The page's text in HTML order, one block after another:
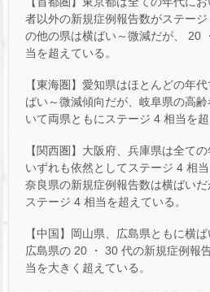
者以外の新規症例報告数がステー
の他の県は横ばい～微減だが、 20
当を超えている。
【東海圏】愛知県はほとんどの年
ばい～微減傾向だが、岐阜県の高
いて両県ともにステージ 4 相当を超
【関西圏】大阪府、兵庫県は全て
いずれも依然としてステージ 4 相
奈良県の新規症例報告数は横ばい
ステージ 4 相当を超えている。
【中国】岡山県、広島県ともに横
広島県の 20 ・ 30 代の新規症例報
当を大きく超えている。